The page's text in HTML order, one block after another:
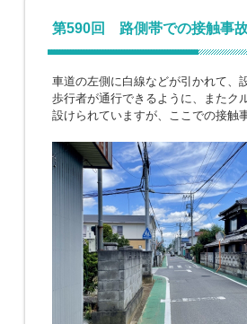
第590回 路側帯での接触事
車道の左側に白線などが引かれて、
歩行者が通行できるように、またク
設けられていますが、ここでの接触